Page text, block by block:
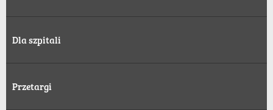
Dla szpitali
Przetargi